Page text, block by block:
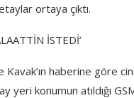
ortaya çıktı.
İSTEDİ’
Kavak’ın haberine göre
yeri konumun atıldığı